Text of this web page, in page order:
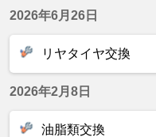
2026年6月26日
リヤタイヤ交換
2026年2月8日
油脂類交換